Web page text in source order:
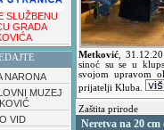
SLUŽBENU
GRADA
NARONA
MUZEJ
VID
Metković
sinoć su se u
svojom upravom
prijatelji Kluba.
Zaštita prirode
Neretva na 20